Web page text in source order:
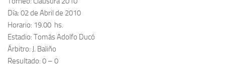
Día: 02 de Abril de 2010
Horario: 19.00 hs.
Estadio: Tomás Adolfo Ducó
Árbitro: J. Baliño
Resultado: 0 – 0